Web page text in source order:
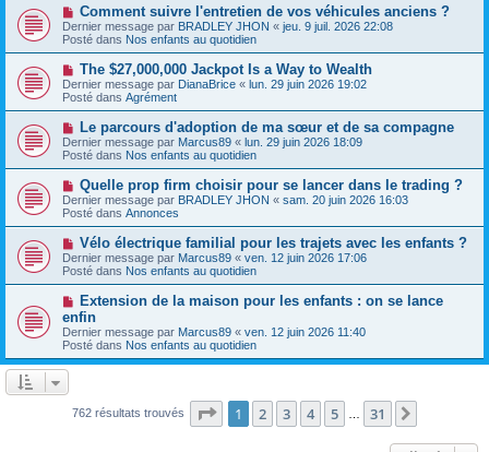
es
s
a
g
e
a
u
m
e
s
s
a
g
e
N
o
u
v
e
u
m
e
s
a
g
e
Comment suivre l'entretien de vos véhicules anciens ?
Dernier message par BRADLEY JHON « jeu. 9 juil. 2026 22:08
Posté dans Nos enfants au quotidien
N
o
u
v
e
a
u
m
e
s
s
a
g
e
The $27,000,000 Jackpot Is a Way to Wealth
Dernier message par DianaBrice « lun. 29 juin 2026 19:02
Posté dans Agrément
N
o
u
v
a
u
m
e
s
s
a
g
e
Le parcours d'adoption de ma sœur et de sa compagne
Dernier message par Marcus89 « lun. 29 juin 2026 18:09
Posté dans Nos enfants au quotidien
N
o
u
v
e
u
m
e
s
a
g
e
Quelle prop firm choisir pour se lancer dans le trading ?
Dernier message par BRADLEY JHON « sam. 20 juin 2026 16:03
Posté dans Annonces
N
o
u
v
e
a
u
m
e
s
e
Vélo électrique familial pour les trajets avec les enfants ?
Dernier message par Marcus89 « ven. 12 juin 2026 17:06
Posté dans Nos enfants au quotidien
N
o
u
v
e
a
s
Extension de la maison pour les enfants : on se lance
enfin
Dernier message par Marcus89 « ven. 12 juin 2026 11:40
Posté dans Nos enfants au quotidien
762 résultats trouvés Page 1sur31
1 2 3 4 5 31